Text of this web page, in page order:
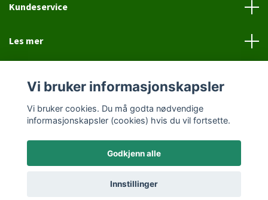
Kundeservice
Les mer
© 2026 Jovial Hund
Vi bruker informasjonskapsler
Vi bruker cookies. Du må godta nødvendige
informasjonskapsler (cookies) hvis du vil fortsette.
Godkjenn alle
Innstillinger